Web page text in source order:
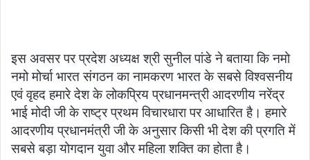
इस अवसर पर प्रदेश अध्यक्ष श्री सुनील पांडे ने बताया कि नमो
नमो मोर्चा भारत संगठन का नामकरण भारत के सबसे विश्वसनीय
एवं वृहद हमारे देश के लोकप्रिय प्रधानमन्त्री आदरणीय नरेंद्र
भाई मोदी जी के राष्ट्र प्रथम विचारधारा पर आधारित है। हमारे
आदरणीय प्रधानमंत्री जी के अनुसार किसी भी देश की प्रगति में
सबसे बड़ा योगदान युवा और महिला शक्ति का होता है।